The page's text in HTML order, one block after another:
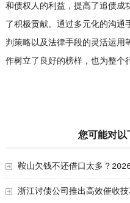
和债权人的利益，提高了追债成
了积极贡献。通过多元化的沟通
判策略以及法律手段的灵活运用
作树立了良好的榜样，也为整个
您可能对以
鞍山欠钱不还借口太多？
接把他后路堵死
浙江讨债公司推出高效催收